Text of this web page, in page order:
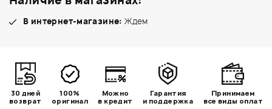
В интернет-магазине: Ждем
30 дней
возврат
100%
оригинал
Можно
в кредит
Гарантия
и поддержка
Принимаем
все виды оплат